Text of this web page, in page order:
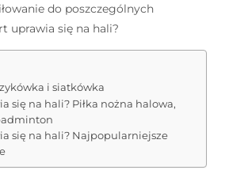
do poszczególnych
uprawia się na hali?
i siatkówka
się na hali? Piłka nożna halowa,
się na hali? Najpopularniejsze